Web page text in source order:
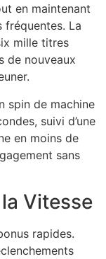
en maintenant
fréquentes. La
mille titres
de nouveaux
spin de machine
suivi d’une
en moins de
sans
Vitesse
rapides.